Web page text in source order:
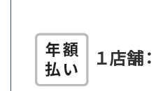
１店舗：